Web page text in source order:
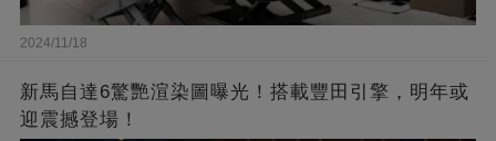
2024/11/18
新馬自達6驚艷渲染圖曝光！搭載豐田引擎，明年或
迎震撼登場！